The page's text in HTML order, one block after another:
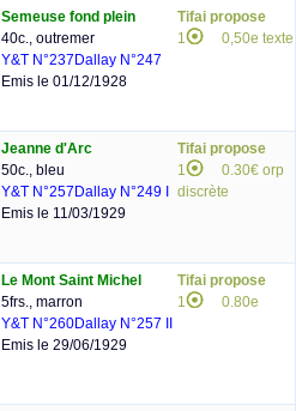
Semeuse fond plein
40c., outremer
Y&T N°237 Dallay N°247
Emis le 01/12/1928
Tifai propose
1
0,50e texte
Jeanne d'Arc
50c., bleu
Y&T N°257 Dallay N°249 I
Emis le 11/03/1929
Tifai propose
1
0.30€ orp
discrète
Le Mont Saint Michel
5frs., marron
Y&T N°260Dallay N°257 II
Emis le 29/06/1929
Tifai propose
1
0.80e